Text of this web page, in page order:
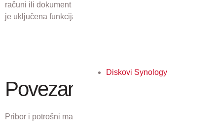
Diskovi Synology
računi ili dokument s naljepnicom Post It, unatoč činjenici da
je uključena funkcija otkrivanja dvostrukog uvlačenja.
Povezani proizvodi
Pribor i potrošni materijal koji odgovaraju ovom proizvodu.